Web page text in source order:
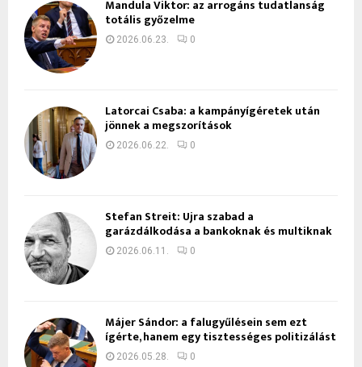
Mandula Viktor: az arrogáns tudatlanság
totális győzelme
2026.06.23. 0
Latorcai Csaba: a kampányígéretek után
jönnek a megszorítások
2026.06.22. 0
Stefan Streit: Újra szabad a
garázdálkodása a bankoknak és multiknak
2026.06.11. 0
Májer Sándor: a falugyűlésein sem ezt
ígérte, hanem egy tisztességes politizálást
2026.05.28. 0